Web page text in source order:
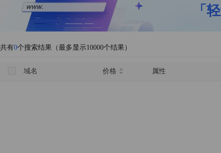
「
共有0个搜索结果（最多显示10000个结果）
域名 价格 属性